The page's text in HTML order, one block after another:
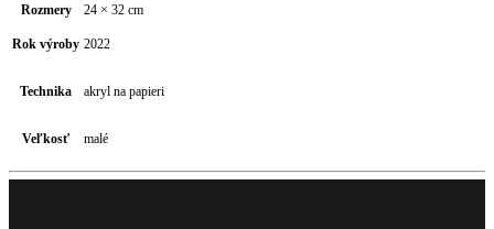
Rozmery 24 × 32 cm
Rok výroby 2022
Technika akryl na papieri
Veľkosť malé